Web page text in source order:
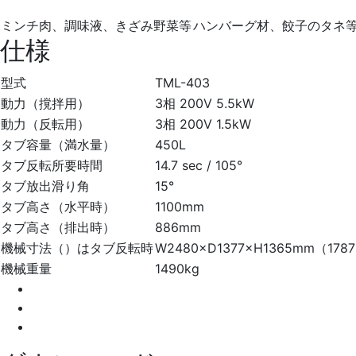
ミンチ肉、調味液、きざみ野菜等ハンバーグ材、餃子のタネ
仕様
型式
TML-403
動力（撹拌用）
3相 200V 5.5kW
動力（反転用）
3相 200V 1.5kW
タブ容量（満水量）
450L
タブ反転所要時間
14.7 sec / 105°
タブ放出滑り角
15°
タブ高さ（水平時）
1100mm
タブ高さ（排出時）
886mm
機械寸法（）はタブ反転時W2480×D1377×H1365mm（
機械重量
1490kg